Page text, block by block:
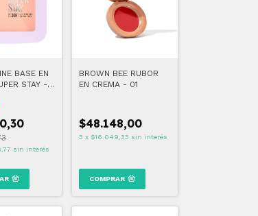
BASE EN
STAY -
sin interés
BROWN BEE RUBOR
EN CREMA - 01
$48.148,00
3 x $16.049,33 sin interés
COMPRAR